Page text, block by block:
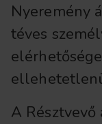
Nyeremény
téves
A